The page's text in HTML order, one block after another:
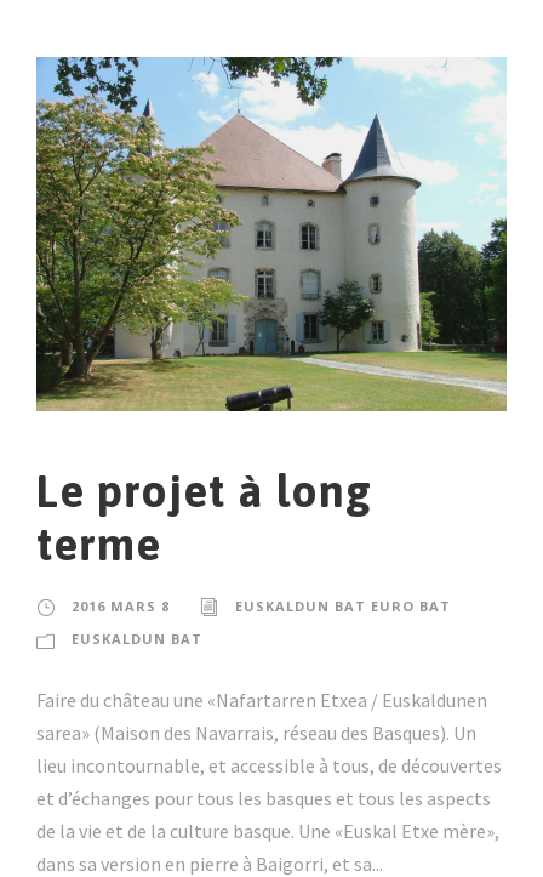
Le projet à long
terme
2016 MARS 8
EUSKALDUN BAT EURO BAT
EUSKALDUN BAT
Faire du château une «Nafartarren Etxea / Euskaldunen
sarea» (Maison des Navarrais, réseau des Basques). Un
lieu incontournable, et accessible à tous, de découvertes
et d’échanges pour tous les basques et tous les aspects
de la vie et de la culture basque. Une «Euskal Etxe mère»,
dans sa version en pierre à Baigorri, et sa...